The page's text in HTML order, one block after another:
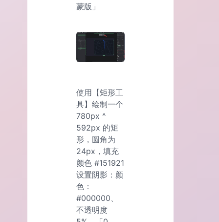
蒙版」
使用【矩形工
具】绘制一个
780px ^
592px 的矩
形，圆角为
24px，填充
颜色 #151921
设置阴影：颜
色：
#000000、
不透明度